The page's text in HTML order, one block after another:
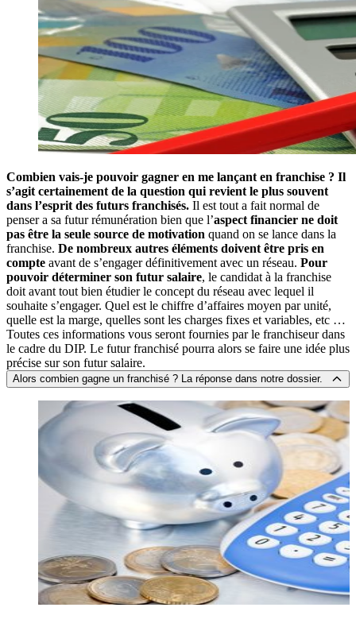
Combien vais-je pouvoir gagner en me lançant en franchise ? Il
s’agit certainement de la question qui revient le plus souvent
dans l’esprit des futurs franchisés. Il est tout a fait normal de
penser a sa futur rémunération bien que l’aspect financier ne doit
pas être la seule source de motivation quand on se lance dans la
franchise. De nombreux autres éléments doivent être pris en
compte avant de s’engager définitivement avec un réseau. Pour
pouvoir déterminer son futur salaire, le candidat à la franchise
doit avant tout bien étudier le concept du réseau avec lequel il
souhaite s’engager. Quel est le chiffre d’affaires moyen par unité,
quelle est la marge, quelles sont les charges fixes et variables, etc …
Toutes ces informations vous seront fournies par le franchiseur dans
le cadre du DIP. Le futur franchisé pourra alors se faire une idée plus
précise sur son futur salaire.
Alors combien gagne un franchisé ? La réponse dans notre dossier.